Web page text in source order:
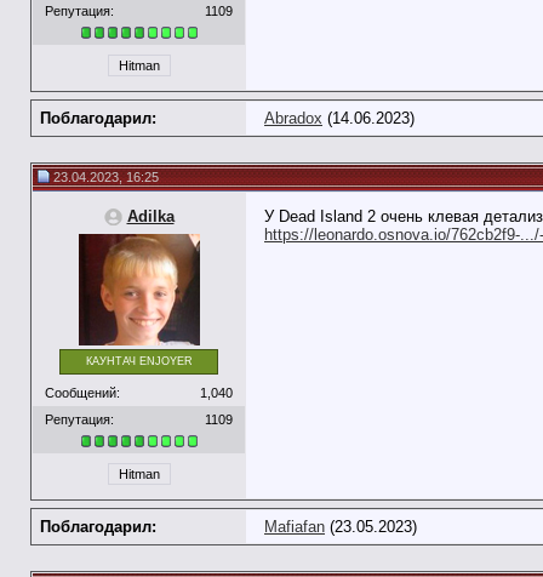
Репутация:
1109
Hitman
Поблагодарил: Abradox (14.06.2023)
23.04.2023, 16:25
Adilka
КАУНТАЧ ENJOYER
Сообщений:
1,040
Репутация:
1109
Hitman
У Dead Island 2 очень клевая
https://leonardo.osnova.io/762cb2f9-
Поблагодарил: Mafiafan (23.05.2023)